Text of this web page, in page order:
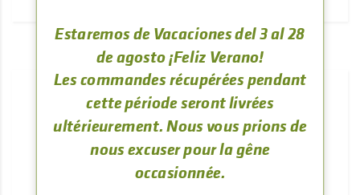
Estaremos de Vacaciones del 3 al 28
de agosto ¡Feliz Verano!
Les commandes récupérées pendant
cette période seront livrées
ultérieurement. Nous vous prions de
nous excuser pour la gêne
occasionnée.